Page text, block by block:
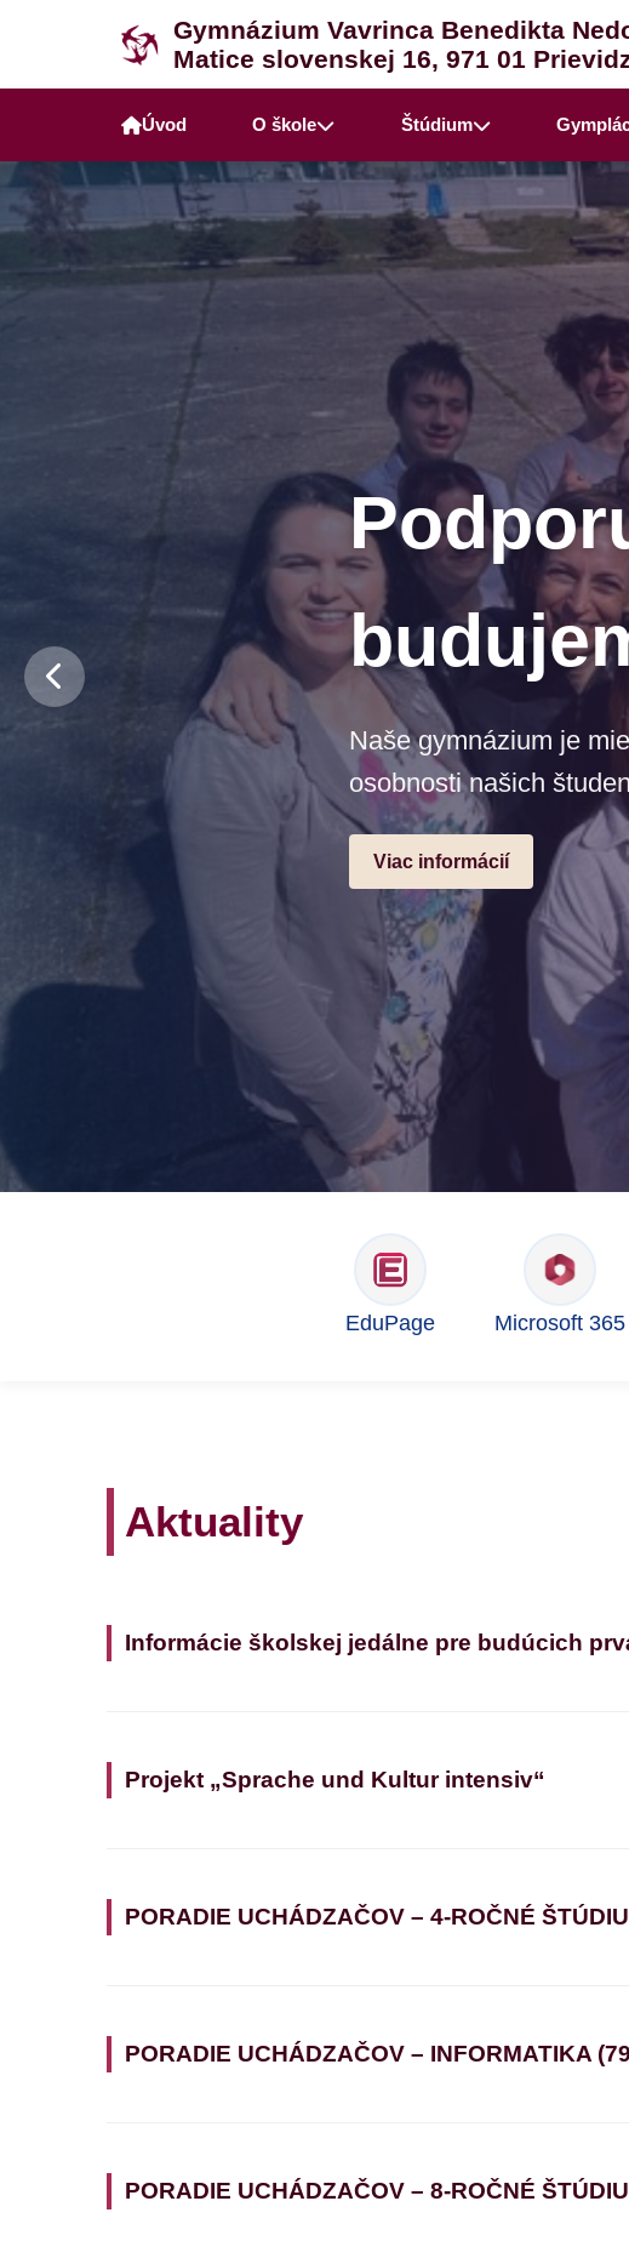
Gymnázium Vavrinca Benedikta
Matice slovenskej 16, 971 01
Úvod O škole Štúdium
Naše gymnázium je
osobnosti našich
Viac informácií
EduPage Microsoft 365
Aktuality
Informácie školskej jedálne pre budúcich
Projekt „Sprache und Kultur intensiv“
PORADIE UCHÁDZAČOV – 4-ROČNÉ
PORADIE UCHÁDZAČOV – INFORMATIKA
PORADIE UCHÁDZAČOV – 8-ROČNÉ